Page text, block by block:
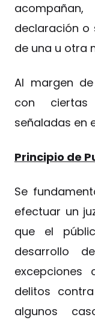
declaración o
de una u otra
Al margen
con
señaladas en
Principio de
Se
efectuar un
que el
desarrollo
delitos
algunos